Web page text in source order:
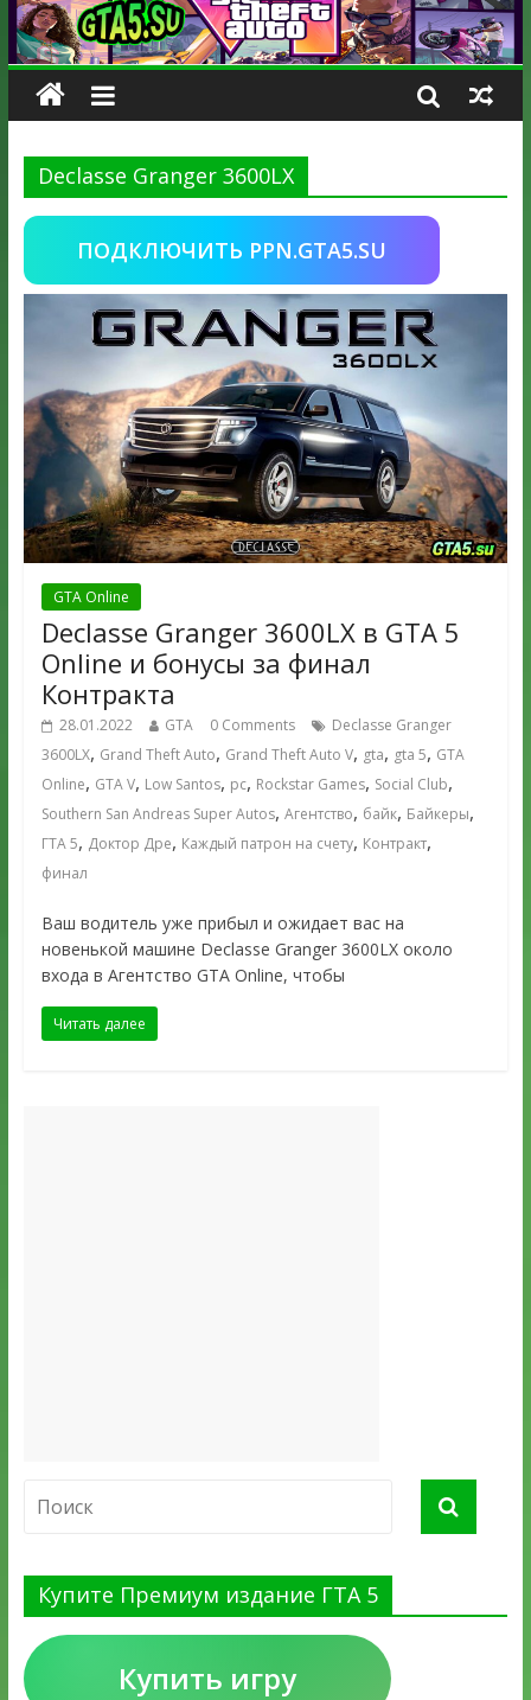
Declasse Granger 3600LX
ПОДКЛЮЧИТЬ PPN.GTA5.SU
GTA Online
Declasse Granger 3600LX в GTA 5
Online и бонусы за финал
Контракта
28.01.2022 GTA 0 Comments
Declasse Granger
3600LX, Grand Theft Auto, Grand Theft Auto V, gta, gta 5, GTA
Online, GTA V, Low Santos, pc, Rockstar Games, Social Club,
Southern San Andreas Super Autos, Агентство, байк, Байкеры,
ГТА 5, Доктор Дре, Каждый патрон на счету, Контракт,
финал
Ваш водитель уже прибыл и ожидает вас на
новенькой машине Declasse Granger 3600LX около
входа в Агентство GTA Online, чтобы
Читать далее
Купите Премиум издание ГТА 5
Купить игру